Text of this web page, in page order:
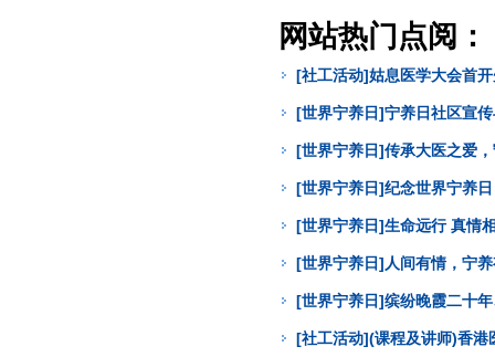
网站热门点阅：
[社工活动]姑息医学大会首
[世界宁养日]宁养日社区宣
[世界宁养日]传承大医之爱
[世界宁养日]纪念世界宁养
[世界宁养日]生命远行 真情
[世界宁养日]人间有情，宁
[世界宁养日]缤纷晚霞二十
[社工活动](课程及讲师)香